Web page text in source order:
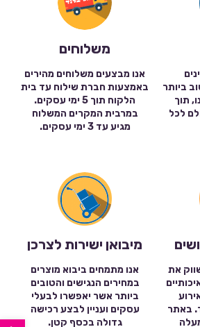
ביותר
תוך
לכל
משלוחים
אנו מבצעים משלוחים מהירים
באמצעות חברת שילוח עד בית
הלקוח תוך 5 ימי עסקים.
במרבית המקרים המשלוח
מגיע עד 3 ימי עסקים.
את
באתר
מיבואן ישירות לצרכן
אנו מתמחים ביבוא מוצרים
במחירים הנגישים והטובים
ביותר אשר יאפשרו לבעלי
עסקים ועניין לבצע רכישה
גדולה בכסף קטן.